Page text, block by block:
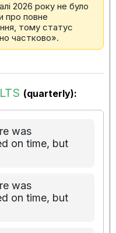
2026 року не було
про повне
тому статус
частково».
(quarterly):
was
on time, but
was
on time, but